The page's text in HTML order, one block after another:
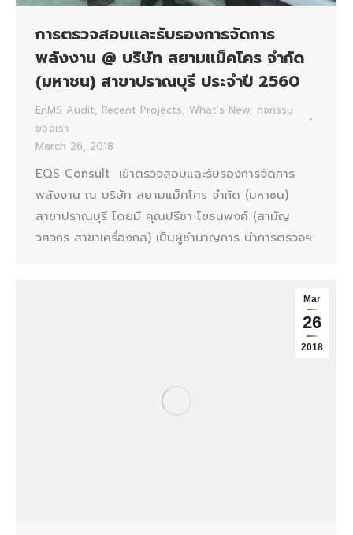
การตรวจสอบและรับรองการจัดการ
พลังงาน @ บริษัท สยามแม็คโคร จำกัด
(มหาชน) สาขาปราณบุรี ประจำปี 2560
EnMS Audit, Recent Projects, What's New, กิจกรรม
ของเรา
March 26, 2018
EQS Consult เข้าตรวจสอบและรับรองการจัดการ
พลังงาน ณ บริษัท สยามแม็คโคร จำกัด (มหาชน)
สาขาปราณบุรี โดยมี คุณปรีชา โขธนพงศ์ (สามัญ
วิศวกร สาขาเครื่องกล) เป็นผู้ชำนาญการ นำการตรวจฯ
Mar
26
2018